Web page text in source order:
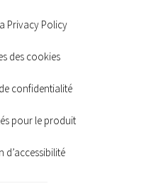
Privacy Policy
des cookies
confidentialité
pour le produit
d’accessibilité